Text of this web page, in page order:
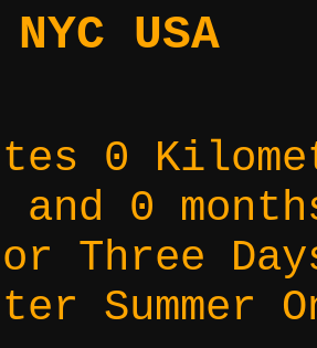
USA
0
and 0
Three
Summer